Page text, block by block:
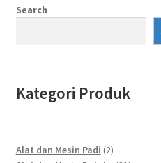
Search
Kategori Produk
Alat dan Mesin Padi 22